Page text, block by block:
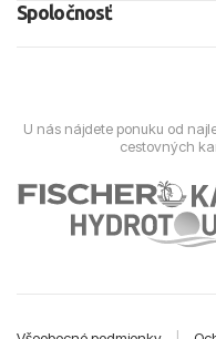
Spoločnosť
U nás nájdete ponuku od
cestovných